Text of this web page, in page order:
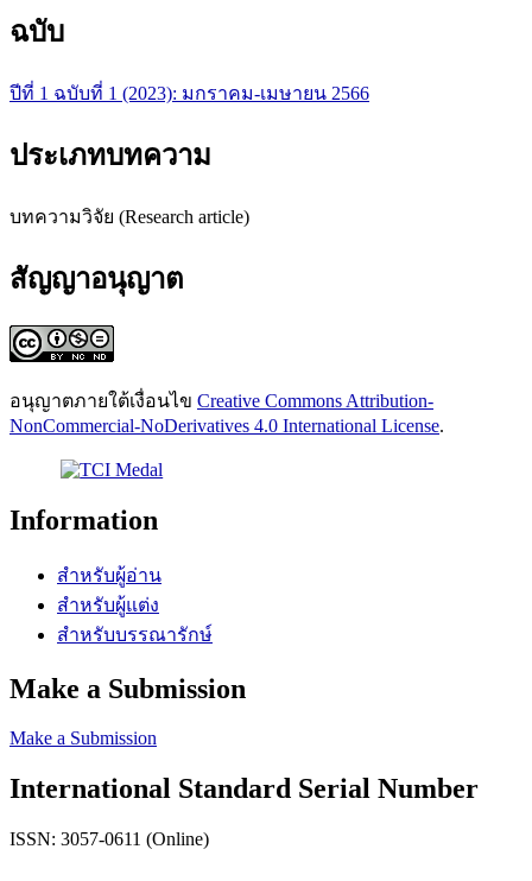
ฉบับ
ปีที่ 1 ฉบับที่ 1 (2023): มกราคม-เมษายน 2566
ประเภทบทความ
บทความวิจัย (Research article)
สัญญาอนุญาต
อนุญาตภายใต้เงื่อนไข Creative Commons Attribution-
NonCommercial-NoDerivatives 4.0 International License.
Information
สำหรับผู้อ่าน
สำหรับผู้แต่ง
สำหรับบรรณารักษ์
Make a Submission
Make a Submission
International Standard Serial Number
ISSN: 3057-0611 (Online)